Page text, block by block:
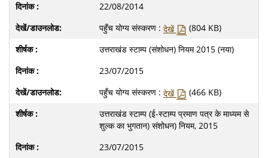
22/08/2014
पहुँच योग्य संस्करण : देखें
(804 KB)
उत्तराखंड स्टाम्प (संशोधन) नियम 2015 (नया)
23/07/2015
पहुँच योग्य संस्करण : देखें
(466 KB)
उत्तराखंड स्टाम्प (ई-स्टाम्प प्रमाण पत्र के माध्यम से
शुल्क का भुगतान) संशोधन) नियम, 2015
23/07/2015